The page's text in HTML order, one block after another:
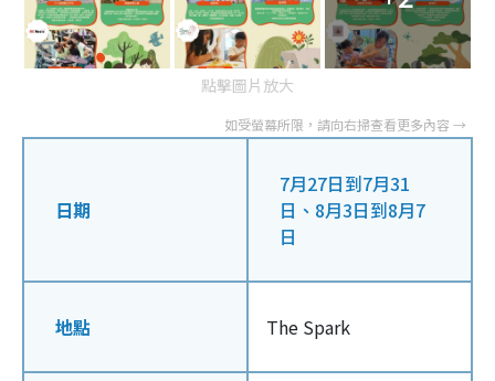
點擊圖片放大
日期
7月27日到7月31
日、8月3日到8月7
日
地點 The Spark